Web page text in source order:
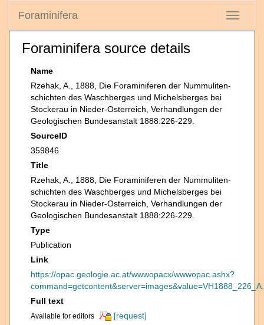
Toggle
Foraminifera
Foraminifera source details
Name
Rzehak, A., 1888, Die Foraminiferen der Nummuliten-
schichten des Waschberges und Michelsberges bei
Stockerau in Nieder-Osterreich, Verhandlungen der
Geologischen Bundesanstalt 1888:226-229.
SourceID
359846
Title
Rzehak, A., 1888, Die Foraminiferen der Nummuliten-
schichten des Waschberges und Michelsberges bei
Stockerau in Nieder-Osterreich, Verhandlungen der
Geologischen Bundesanstalt 1888:226-229.
Type
Publication
Link
https://opac.geologie.ac.at/wwwopacx/wwwopac.ashx?
Full text
Available for editors
[request]